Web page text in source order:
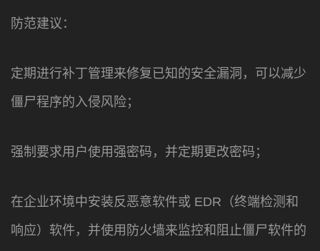
防范建议：
定期进行补丁管理来修复已知的安全漏洞，可以减少
僵尸程序的入侵风险；
强制要求用户使用强密码，并定期更改密码；
在企业环境中安装反恶意软件或 EDR（终端检测和
响应）软件，并使用防火墙来监控和阻止僵尸软件的